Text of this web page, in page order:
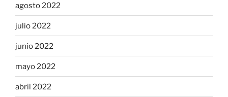
agosto 2022
julio 2022
junio 2022
mayo 2022
abril 2022